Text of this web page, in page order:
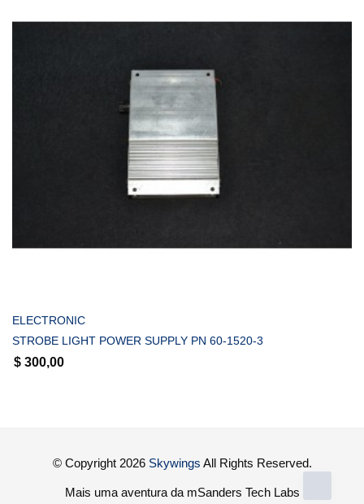
ELECTRONIC
STROBE LIGHT POWER SUPPLY PN 60-1520-3
$ 300,00
© Copyright 2026 Skywings All Rights Reserved.
Mais uma aventura da mSanders Tech Labs